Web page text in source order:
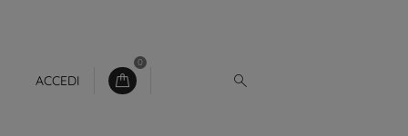
ACCEDI
0